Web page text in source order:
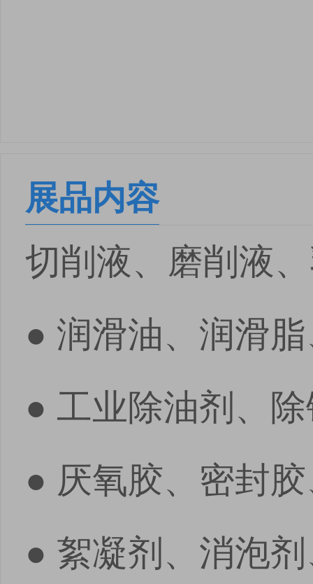
展品内容
切削液、磨削液
● 润滑油、润滑
● 工业除油剂、
● 厌氧胶、密封
● 絮凝剂、消泡